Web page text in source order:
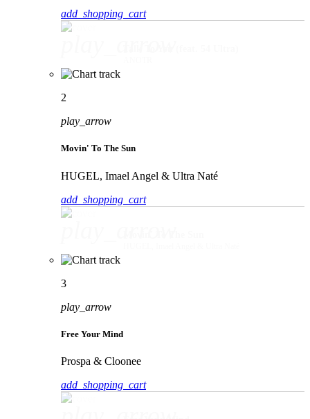
add_shopping_cart
2
play_arrow
Movin' To The Sun
HUGEL, Imael Angel & Ultra Naté
add_shopping_cart
3
play_arrow
Free Your Mind
Prospa & Cloonee
add_shopping_cart